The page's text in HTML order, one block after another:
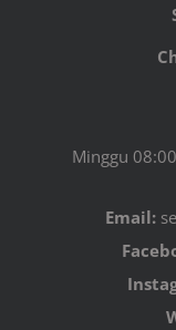
Minggu
Email: